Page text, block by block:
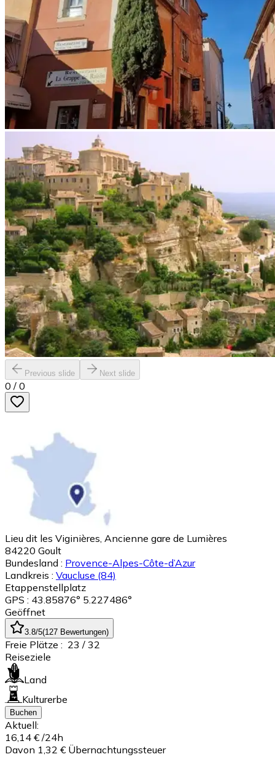
Previous slide Next slide
0 / 0
Lieu dit les Viginières, Ancienne gare de Lumières
84220 Goult
Bundesland : Provence-Alpes-Côte-d’Azur
Landkreis : Vaucluse (84)
Etappenstellplatz
GPS : 43.85876° 5.227486°
Geöffnet
3.8/5(127 Bewertungen)
Freie Plätze : 23 / 32
Reiseziele
Land
Kulturerbe
Buchen
Aktuell:
16,14 € /24h
Davon 1,32 € Übernachtungssteuer